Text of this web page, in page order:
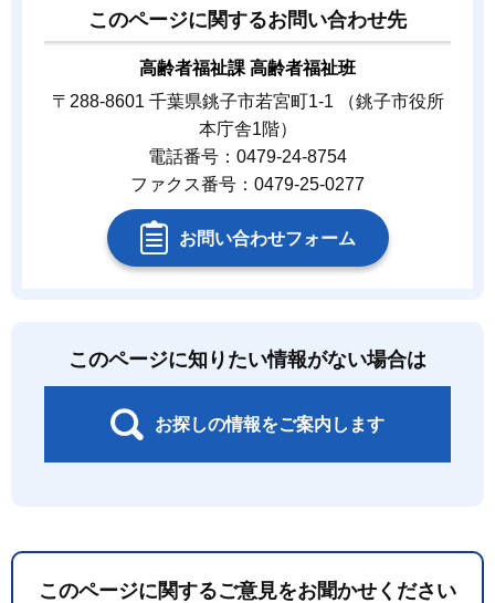
このページに関するお問い合わせ先
高齢者福祉課 高齢者福祉班
〒288-8601 千葉県銚子市若宮町1-1 （銚子市役所
本庁舎1階）
電話番号：0479-24-8754
ファクス番号：0479-25-0277
お問い合わせフォーム
このページに知りたい情報がない場合は
お探しの情報をご案内します
このページに関するご意見をお聞かせください